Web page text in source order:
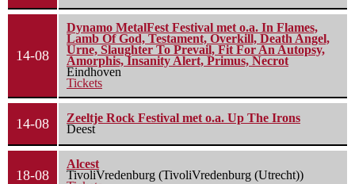
14-08
Dynamo MetalFest Festival met o.a. In Flames,
Lamb Of God, Testament, Overkill, Death Angel,
Urne, Slaughter To Prevail, Fit For An Autopsy,
Amorphis, Insanity Alert, Primus, Necrot
Eindhoven
Tickets
14-08
Zeeltje Rock Festival met o.a. Up The Irons
Deest
18-08
Alcest
TivoliVredenburg (TivoliVredenburg (Utrecht))